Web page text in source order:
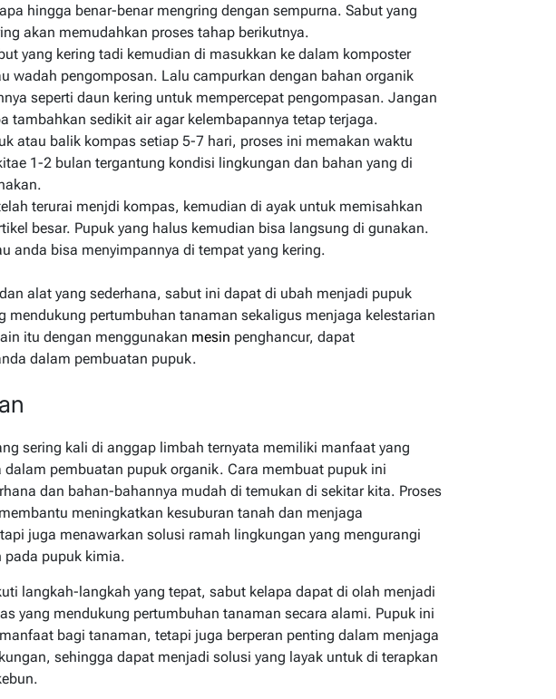
hingga benar-benar mengring dengan sempurna. Sabut yang
akan memudahkan proses tahap berikutnya.
yang kering tadi kemudian di masukkan ke dalam komposter
wadah pengomposan. Lalu campurkan dengan bahan organik
seperti daun kering untuk mempercepat pengompasan. Jangan
tambahkan sedikit air agar kelembapannya tetap terjaga.
atau balik kompas setiap 5-7 hari, proses ini memakan waktu
1-2 bulan tergantung kondisi lingkungan dan bahan yang di
terurai menjdi kompas, kemudian di ayak untuk memisahkan
besar. Pupuk yang halus kemudian bisa langsung di gunakan.
anda bisa menyimpannya di tempat yang kering.
alat yang sederhana, sabut ini dapat di ubah menjadi pupuk
mendukung pertumbuhan tanaman sekaligus menjaga kelestarian
itu dengan menggunakan mesin penghancur, dapat
dalam pembuatan pupuk.
sering kali di anggap limbah ternyata memiliki manfaat yang
dalam pembuatan pupuk organik. Cara membuat pupuk ini
dan bahan-bahannya mudah di temukan di sekitar kita. Proses
meningkatkan kesuburan tanah dan menjaga
juga menawarkan solusi ramah lingkungan yang mengurangi
pada pupuk kimia.
langkah-langkah yang tepat, sabut kelapa dapat di olah menjadi
yang mendukung pertumbuhan tanaman secara alami. Pupuk ini
bagi tanaman, tetapi juga berperan penting dalam menjaga
sehingga dapat menjadi solusi yang layak untuk di terapkan